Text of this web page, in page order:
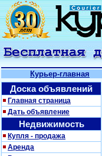
Курьер-главная
Доска объявлений
Главная страница
Дать объявление
Недвижимость
Купля - продажа
Аренда